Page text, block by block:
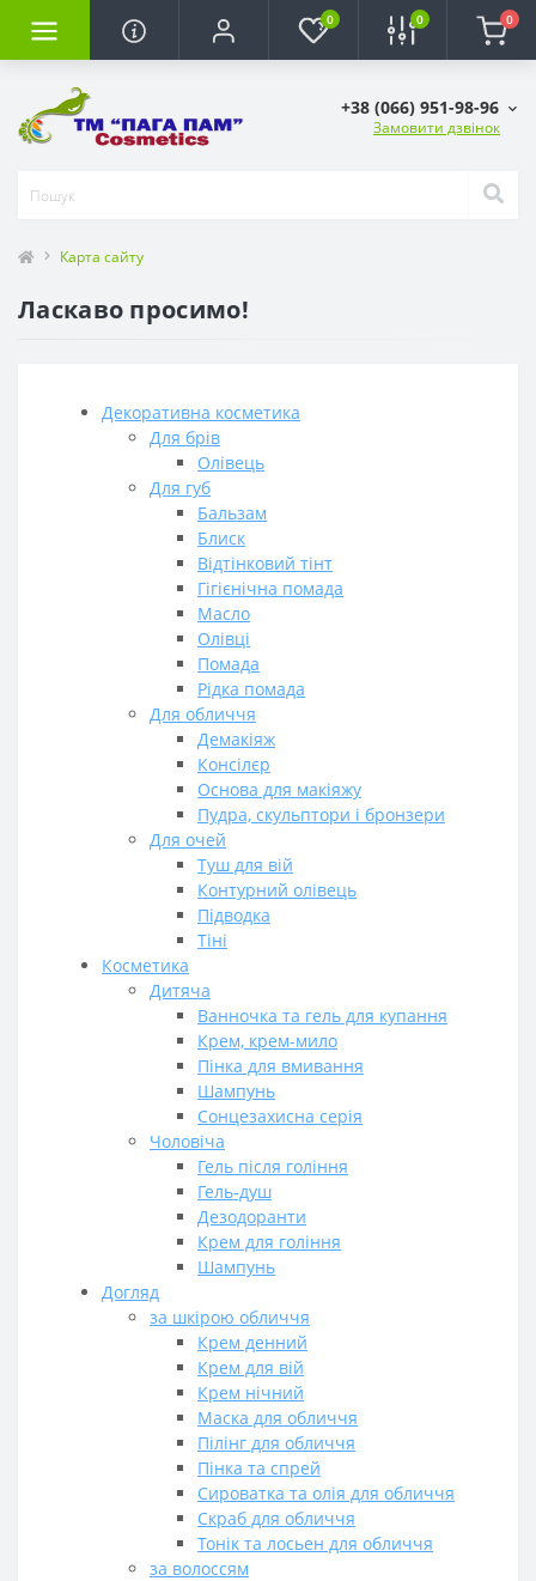
0 0 0
+38 (066) 951-98-96
Замовити дзвінок
Карта сайту
Ласкаво просимо!
Декоративна косметика
Для брів
Олівець
Для губ
Бальзам
Блиск
Відтінковий тінт
Гігієнічна помада
Масло
Олівці
Помада
Рідка помада
Для обличчя
Демакіяж
Консілєр
Основа для макіяжу
Пудра, скульптори і бронзери
Для очей
Tуш для вій
Контурний олівець
Підводка
Тіні
Косметика
Дитяча
Ванночка та гель для купання
Крем, крем-мило
Пінка для вмивання
Шампунь
Сонцезахисна серія
Чоловіча
Гель після гоління
Гель-душ
Дезодоранти
Крем для гоління
Шампунь
Догляд
за шкірою обличчя
Крем денний
Крем для вій
Крем нічний
Маска для обличчя
Пілінг для обличчя
Пінка та спрей
Сироватка та олія для обличчя
Скраб для обличчя
Тонік та лосьен для обличчя
за волоссям